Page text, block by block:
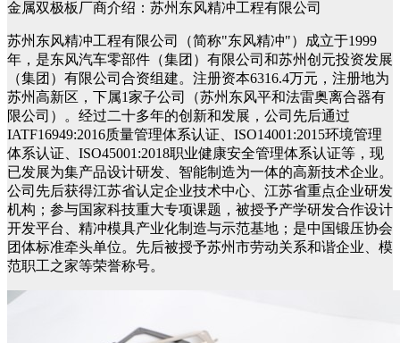
金属双极板厂商介绍：苏州东风精冲工程有限公司
苏州东风精冲工程有限公司（简称"东风精冲"）成立于1999
年，是东风汽车零部件（集团）有限公司和苏州创元投资发展
（集团）有限公司合资组建。注册资本6316.4万元，注册地为
苏州高新区，下属1家子公司（苏州东风平和法雷奥离合器有
限公司）。经过二十多年的创新和发展，公司先后通过
IATF16949:2016质量管理体系认证、ISO14001:2015环境管理
体系认证、ISO45001:2018职业健康安全管理体系认证等，现
已发展为集产品设计研发、智能制造为一体的高新技术企业。
公司先后获得江苏省认定企业技术中心、江苏省重点企业研发
机构；参与国家科技重大专项课题，被授予产学研发合作设计
开发平台、精冲模具产业化制造与示范基地；是中国锻压协会
团体标准牵头单位。先后被授予苏州市劳动关系和谐企业、模
范职工之家等荣誉称号。